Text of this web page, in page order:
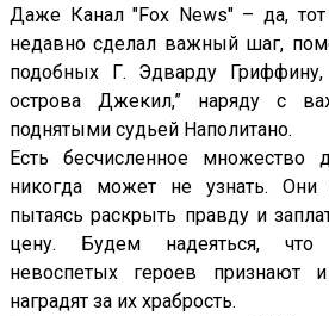
Даже Канал "Fox News" – да,
недавно сделал важный шаг,
подобных Г. Эдварду Гриффину,
острова Джекил,” наряду с
поднятыми судьей Наполитано.
Есть бесчисленное множество
никогда может не узнать. Они
пытаясь раскрыть правду и
цену. Будем надеяться, что
невоспетых героев признают
наградят за их храбрость.